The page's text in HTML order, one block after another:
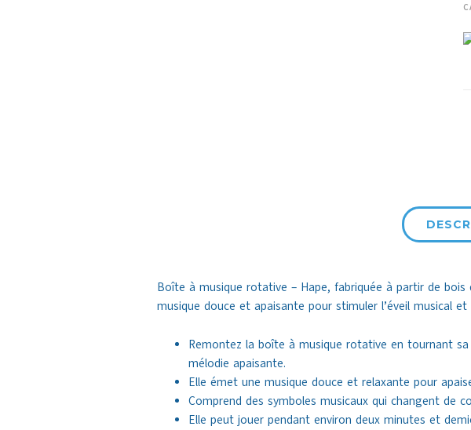
Boîte à musique rotative – Hape, fabriquée à partir de
musique douce et apaisante pour stimuler l’éveil musical et
Remontez la boîte à musique rotative en tournant
mélodie apaisante.
Elle émet une musique douce et relaxante pour
Comprend des symboles musicaux qui changent de
Elle peut jouer pendant environ deux minutes et